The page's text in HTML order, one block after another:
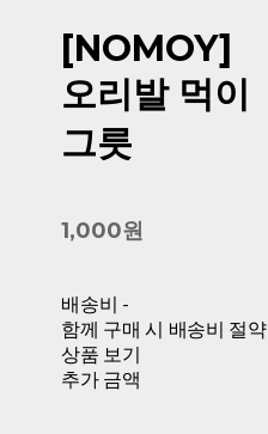
[NOMOY]
오리발 먹이
그릇
1,000원
배송비 -
함께 구매 시 배송비 절약
상품 보기
추가 금액